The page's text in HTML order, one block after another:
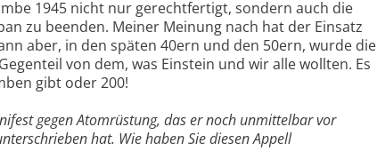
1945 nicht nur gerechtfertigt, sondern auch die
zu beenden. Meiner Meinung nach hat der Einsatz
aber, in den späten 40ern und den 50ern, wurde die
von dem, was Einstein und wir alle wollten. Es
gibt oder 200!
gegen Atomrüstung, das er noch unmittelbar vor
hat. Wie haben Sie diesen Appell